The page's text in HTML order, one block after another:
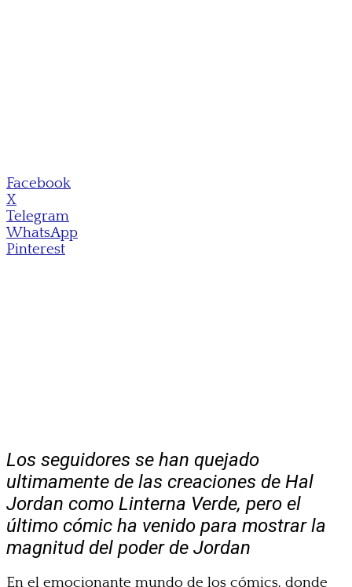
Facebook
X
Telegram
WhatsApp
Pinterest
Los seguidores se han quejado
ultimamente de las creaciones de Hal
Jordan como Linterna Verde, pero el
último cómic ha venido para mostrar la
magnitud del poder de Jordan
En el emocionante mundo de los cómics, donde